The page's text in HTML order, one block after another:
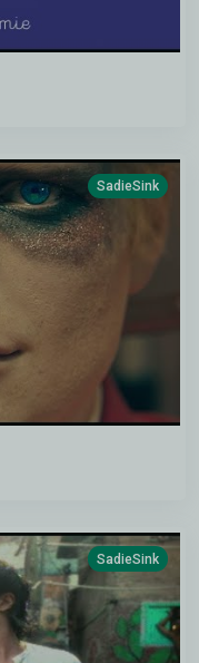
SadieSink
SadieSink